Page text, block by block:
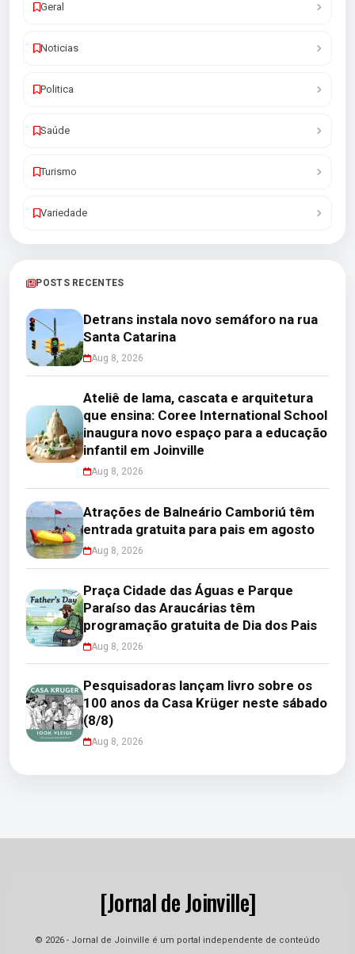
Geral
Noticias
Politica
Saúde
Turismo
Variedade
POSTS RECENTES
Detrans instala novo semáforo na rua
Santa Catarina
Aug 8, 2026
Ateliê de lama, cascata e arquitetura
que ensina: Coree International School
inaugura novo espaço para a educação
infantil em Joinville
Aug 8, 2026
Atrações de Balneário Camboriú têm
entrada gratuita para pais em agosto
Aug 8, 2026
Praça Cidade das Águas e Parque
Paraíso das Araucárias têm
programação gratuita de Dia dos Pais
Aug 8, 2026
Pesquisadoras lançam livro sobre os
100 anos da Casa Krüger neste sábado
(8/8)
Aug 8, 2026
[Jornal de Joinville]
© 2026 - Jornal de Joinville é um portal independente de conteúdo